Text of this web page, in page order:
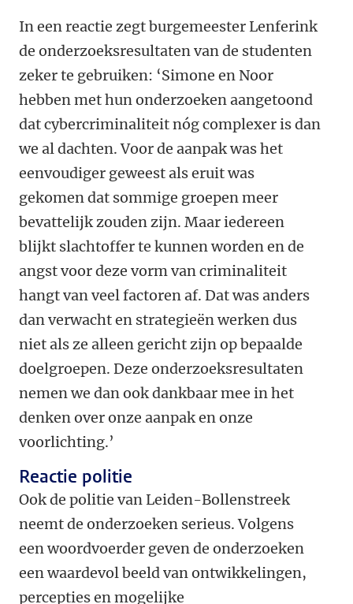
In een reactie zegt burgemeester Lenferink
de onderzoeksresultaten van de studenten
zeker te gebruiken: ‘Simone en Noor
hebben met hun onderzoeken aangetoond
dat cybercriminaliteit nóg complexer is dan
we al dachten. Voor de aanpak was het
eenvoudiger geweest als eruit was
gekomen dat sommige groepen meer
bevattelijk zouden zijn. Maar iedereen
blijkt slachtoffer te kunnen worden en de
angst voor deze vorm van criminaliteit
hangt van veel factoren af. Dat was anders
dan verwacht en strategieën werken dus
niet als ze alleen gericht zijn op bepaalde
doelgroepen. Deze onderzoeksresultaten
nemen we dan ook dankbaar mee in het
denken over onze aanpak en onze
voorlichting.’
Reactie politie
Ook de politie van Leiden-Bollenstreek
neemt de onderzoeken serieus. Volgens
een woordvoerder geven de onderzoeken
een waardevol beeld van ontwikkelingen,
percepties en mogelijke